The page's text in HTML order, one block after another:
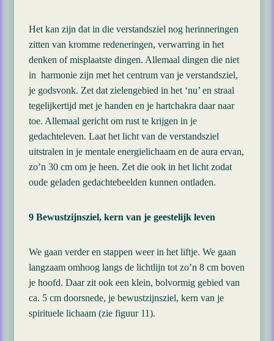
Het kan zijn dat in die verstandsziel nog herinneringen
zitten van kromme redeneringen, verwarring in het
denken of misplaatste dingen. Allemaal dingen die niet
in harmonie zijn met het centrum van je verstandsziel,
je godsvonk. Zet dat zielengebied in het ‘nu’ en straal
tegelijkertijd met je handen en je hartchakra daar naar
toe. Allemaal gericht om rust te krijgen in je
gedachteleven. Laat het licht van de verstandsziel
uitstralen in je mentale energielichaam en de aura ervan,
zo’n 30 cm om je heen. Zet die ook in het licht zodat
oude geladen gedachtebeelden kunnen ontladen.
9 Bewustzijnsziel, kern van je geestelijk leven
We gaan verder en stappen weer in het liftje. We gaan
langzaam omhoog langs de lichtlijn tot zo’n 8 cm boven
je hoofd. Daar zit ook een klein, bolvormig gebied van
ca. 5 cm doorsnede, je bewustzijnsziel, kern van je
spirituele lichaam (zie figuur 11).